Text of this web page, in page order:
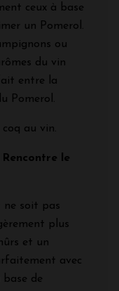
ceux à base
un Pomerol.
ou
du vin
entre la
Pomerol.
au vin.
le
ne soit pas
plus
et un
avec
base de